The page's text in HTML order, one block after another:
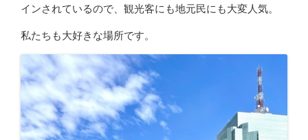
インされているので、観光客にも地元民にも大変人気。
私たちも大好きな場所です。